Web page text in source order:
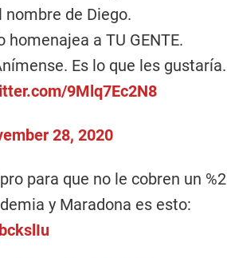
de Diego.
a TU GENTE.
Es lo que les gustaría.
9Mlq7Ec2N8
28, 2020
para que no le cobren un %2
y Maradona es esto: